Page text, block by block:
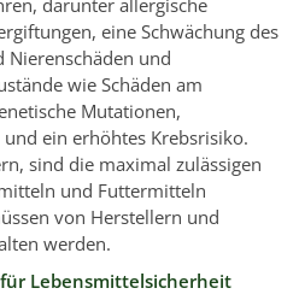
eine Schwächung des
Nierenschäden und
wie Schäden am
Mutationen,
ein erhöhtes Krebsrisiko.
sind die maximal zulässigen
und Futtermitteln
von Herstellern und
werden.
Lebensmittelsicherheit